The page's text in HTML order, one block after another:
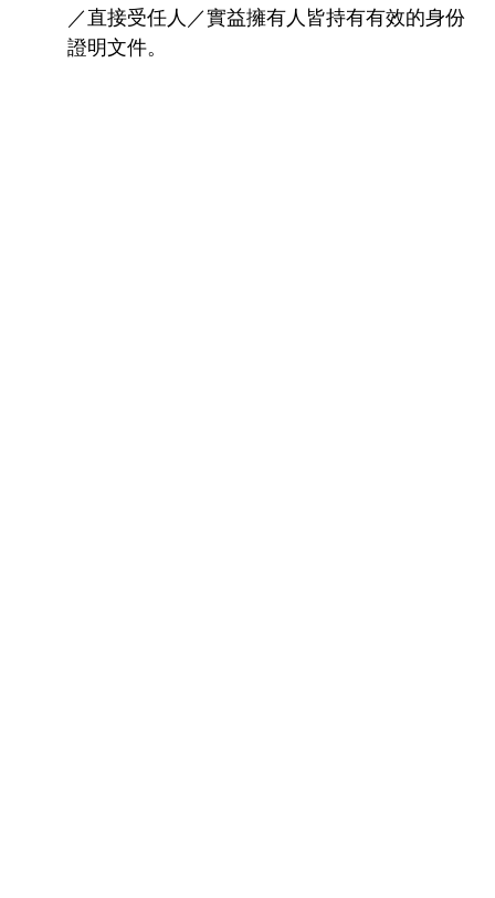
／直接受任人／實益擁有人皆持有有效的身份
證明文件。